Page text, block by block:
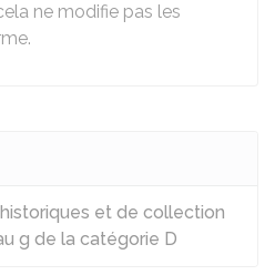
ne modifie pas les
et de collection
g de la catégorie D